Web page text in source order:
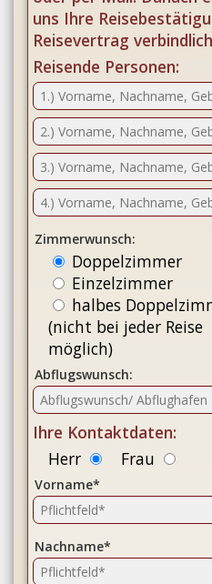
uns Ihre
Reisevertrag
Reisende Personen:
Zimmerwunsch:
Doppelzimmer
Einzelzimmer
halbes
(nicht bei jeder Reise
möglich)
Abflugswunsch:
Ihre Kontaktdaten:
Herr
Frau
Vorname*
Nachname*